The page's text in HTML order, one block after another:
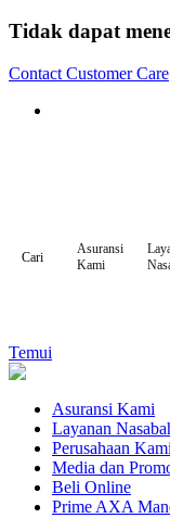
Tidak dapat
Contact Customer Care
Cari
Asuransi
Kami
Temui
Asuransi Kami
Layanan
Perusahaan Kami
Media dan
Beli Online
Prime AXA